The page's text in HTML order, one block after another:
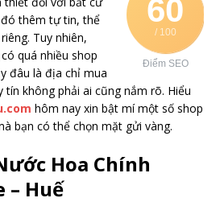
60
/ 100
Điểm SEO
thêm tự tin, thể
Tuy nhiên,
quá nhiều shop
đâu là địa chỉ mua
tín không phải ai cũng nắm rõ. Hiểu
hôm nay xin bật mí một số shop
bạn có thể chọn mặt gửi vàng.
Hoa Chính
– Huế